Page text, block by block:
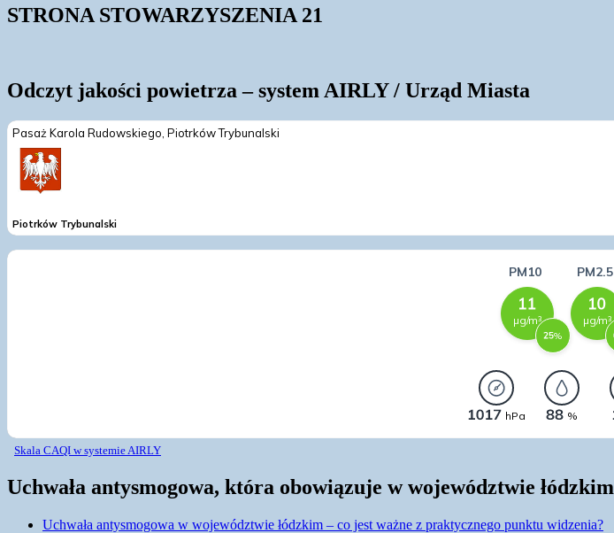
STRONA STOWARZYSZENIA 21
Odczyt jakości powietrza – system AIRLY / Urząd Miasta
Skala CAQI w systemie AIRLY
Uchwała antysmogowa, która obowiązuje w województwie łódzkim
Uchwała antysmogowa w województwie łódzkim – co jest ważne z praktycznego punktu widzenia?